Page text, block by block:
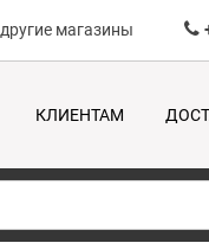
другие магазины
КЛИЕНТАМ